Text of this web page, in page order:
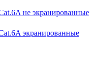
не экранированные
экранированные